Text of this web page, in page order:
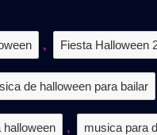
2025
👻
, Fiesta Halloween
de halloween para bailar
halloween , musica para